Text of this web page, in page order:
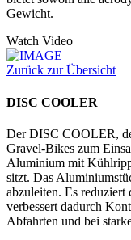
Gewicht.
Watch Video
Zurück zur Übersicht
DISC COOLER
Der DISC COOLER,
Gravel-Bikes zum
Aluminium mit
sitzt. Das
abzuleiten. Es reduziert
verbessert dadurch
Abfahrten und bei